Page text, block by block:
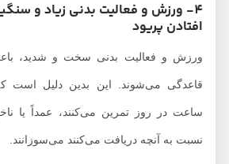
4- ورزش و فعالیت بدنی زیاد و سنگین
افتادن پریود
ورزش و فعالیت بدنی سخت و شدید، باعث
قاعدگی می‌شوند. این بدین دلیل است که،
ساعت در روز تمرین می‌کنند، عمداً یا
نسبت به آنچه دریافت می‌کنند می‌سوزانند.